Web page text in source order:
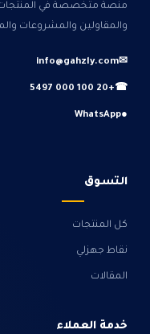
منصة متخصصة في المنتجات
والمقاولين والمشروعات
✉
info@gahzly.com
☎
+20 100 000 5497
●
WhatsApp
التسوق
كل المنتجات
نقاط جهزلي
المقالات
خدمة العملاء